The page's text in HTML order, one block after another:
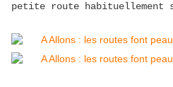
petite route